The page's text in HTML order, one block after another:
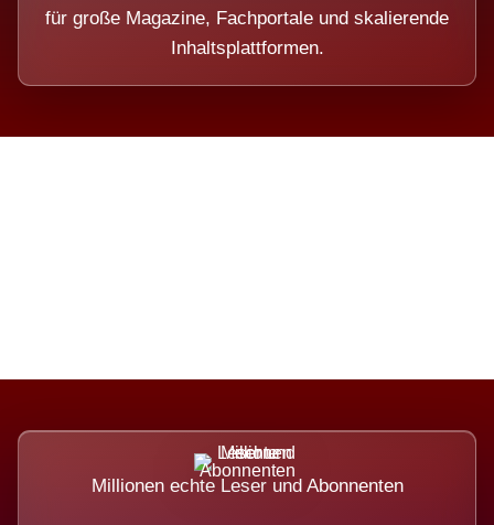
für große Magazine, Fachportale und skalierende
Inhaltsplattformen.
Millionen echte Leser und Abonnenten